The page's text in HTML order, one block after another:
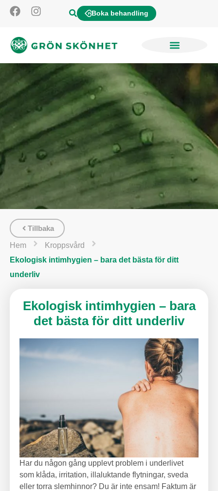
Boka behandling
Tillbaka
Hem
Kroppsvård
Ekologisk intimhygien – bara det bästa för ditt
underliv
Ekologisk intimhygien – bara
det bästa för ditt underliv
Har du någon gång upplevt problem i underlivet
som klåda, irritation, illaluktande flytningar, sveda
eller torra slemhinnor? Du är inte ensam! Faktum är